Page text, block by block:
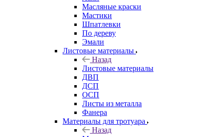
Масляные краски
Мастики
Шпатлевки
По дереву
Эмали
Листовые материалы
Назад
Листовые материалы
ДВП
ДСП
ОСП
Листы из металла
Фанера
Материалы для тротуара
Назад